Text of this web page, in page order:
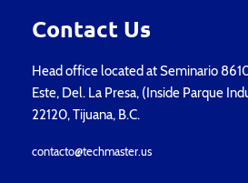
Contact Us
Head office located at Seminario
Este, Del. La Presa, (Inside Parque
22120, Tijuana, B.C.
contacto@techmaster.us